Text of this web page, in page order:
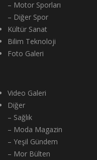
– Motor Sporları
– Diğer Spor
Kültür Sanat
Bilim Teknoloji
Foto Galeri
Video Galeri
Diğer
– Sağlık
– Moda Magazin
– Yeşil Gündem
– Mor Bülten